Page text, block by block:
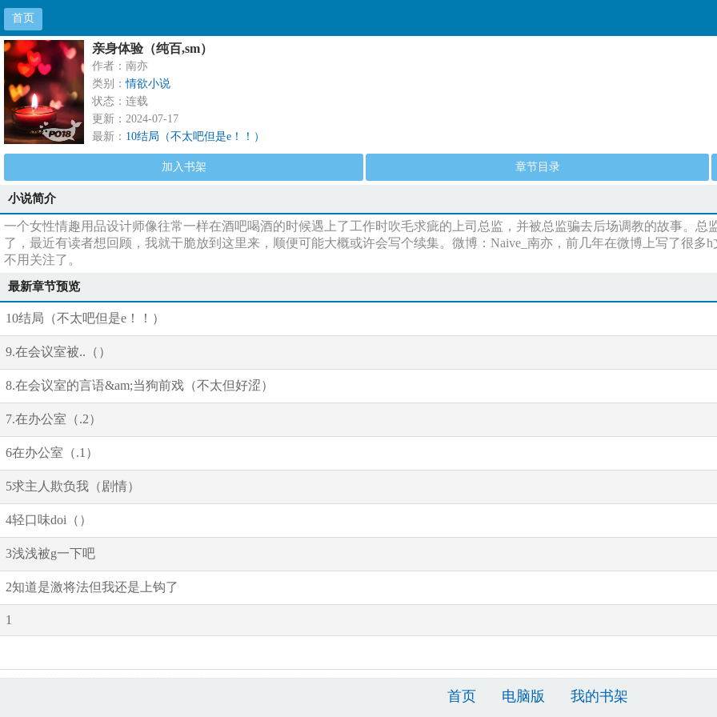
首页
亲身体验（纯百,sm）
作者：南亦
类别：情欲小说
状态：连载
更新：2024-07-17
最新： 10结局（不太吧但是e！！）
加入书架 章节目录
小说简介
一个女性情趣用品设计师像往常一样在酒吧喝酒的时候遇上了工作时吹毛求疵的上司总监，并被总监骗去后场调教的故事。总
了，最近有读者想回顾，我就干脆放到这里来，顺便可能大概或许会写个续集。微博：Naive_南亦，前几年在微博上写了很多
不用关注了。
最新章节预览
10结局（不太吧但是e！！）
9.在会议室被..（）
8.在会议室的言语&am;当狗前戏（不太但好涩）
7.在办公室（.2）
6在办公室（.1）
5求主人欺负我（剧情）
4轻口味doi（）
3浅浅被g一下吧
2知道是激将法但我还是上钩了
1
首页 电脑版 我的书架